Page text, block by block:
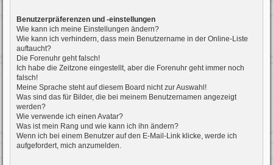
Benutzerpräferenzen und -einstellungen
Wie kann ich meine Einstellungen ändern?
Wie kann ich verhindern, dass mein Benutzername in der Online-Liste
auftaucht?
Die Forenuhr geht falsch!
Ich habe die Zeitzone eingestellt, aber die Forenuhr geht immer noch
falsch!
Meine Sprache steht auf diesem Board nicht zur Auswahl!
Was sind das für Bilder, die bei meinem Benutzernamen angezeigt
werden?
Wie verwende ich einen Avatar?
Was ist mein Rang und wie kann ich ihn ändern?
Wenn ich bei einem Benutzer auf den E-Mail-Link klicke, werde ich
aufgefordert, mich anzumelden.